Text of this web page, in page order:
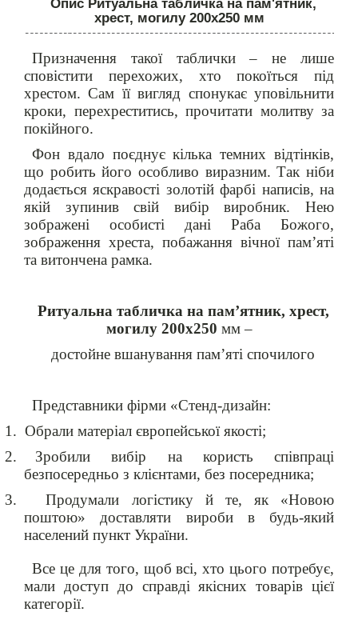
Опис Ритуальна табличка на пам'ятник,
хрест, могилу 200х250 мм
Призначення такої таблички – не лише
сповістити перехожих, хто покоїться під
хрестом. Сам її вигляд спонукає уповільнити
кроки, перехреститись, прочитати молитву за
покійного.
Фон вдало поєднує кілька темних відтінків,
що робить його особливо виразним. Так ніби
додається яскравості золотій фарбі написів, на
якій зупинив свій вибір виробник. Нею
зображені особисті дані Раба Божого,
зображення хреста, побажання вічної пам’яті
та витончена рамка.
Ритуальна табличка на пам’ятник, хрест,
могилу 200х250 мм –
достойне вшанування пам’яті спочилого
Представники фірми «Стенд-дизайн:
1. Обрали матеріал європейської якості;
2.
Зробили вибір на користь співпраці
безпосередньо з клієнтами, без посередника;
3.
Продумали логістику й те, як «Новою
поштою» доставляти вироби в будь-який
населений пункт України.
Все це для того, щоб всі, хто цього потребує,
мали доступ до справді якісних товарів цієї
категорії.